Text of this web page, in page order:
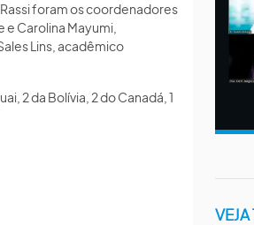
Rassi foram os coordenadores
Carolina Mayumi,
Lins, acadêmico
2 da Bolívia, 2 do Canadá, 1
VEJA